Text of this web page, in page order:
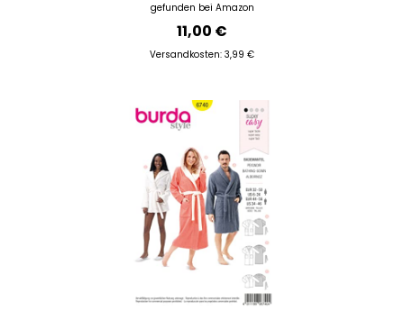
gefunden bei Amazon
11,00 €
Versandkosten: 3,99 €